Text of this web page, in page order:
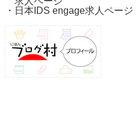
・ 日本IDS engage求人ページ